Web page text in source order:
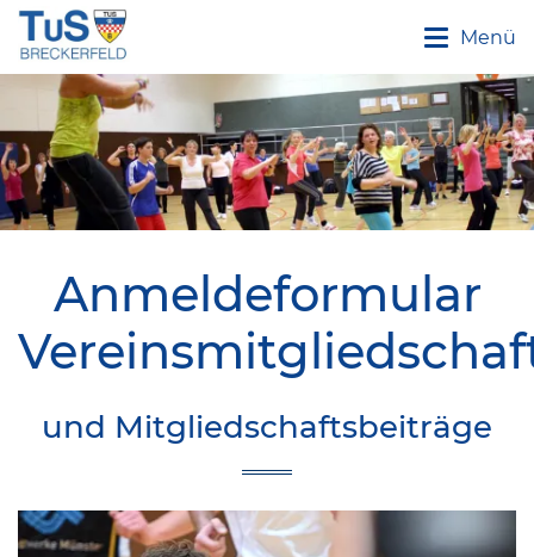
Menü
Anmeldeformular
und Mitgliedschaftsbeiträge